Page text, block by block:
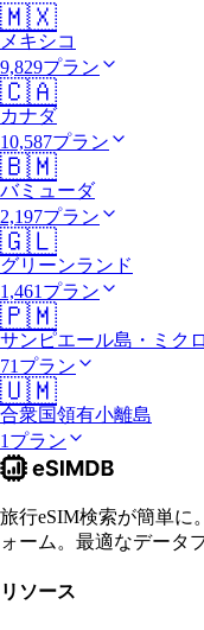
🇲🇽
メキシコ
9,829プラン
🇨🇦
カナダ
10,587プラン
🇧🇲
バミューダ
2,197プラン
🇬🇱
グリーンランド
1,461プラン
🇵🇲
サンピエール島・ミク
71プラン
🇺🇲
合衆国領有小離島
1プラン
旅行eSIM検索が簡単に
ォーム。最適なデータ
リソース